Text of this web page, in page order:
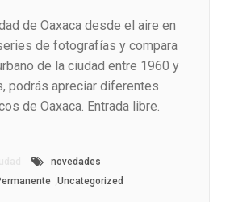
de Oaxaca desde el aire en
de fotografías y compara
de la ciudad entre 1960 y
podrás apreciar diferentes
de Oaxaca. Entrada libre.
novedades
Uncategorized